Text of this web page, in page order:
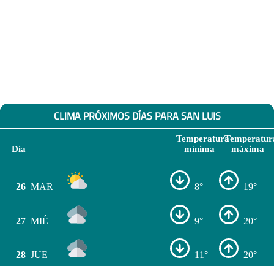
CLIMA PRÓXIMOS DÍAS PARA SAN LUIS
Día
Temperatura
mínima
máxima
26 MAR 8° 19°
27 MIÉ 9° 20°
28 JUE 11° 20°